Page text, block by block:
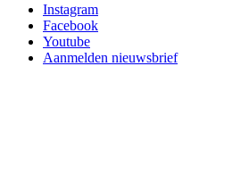
Instagram
Facebook
Youtube
Aanmelden nieuwsbrief